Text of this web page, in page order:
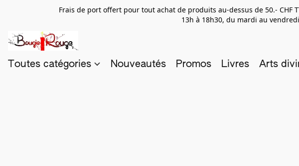
Frais de port offert pour tout achat de produits au-dessus de 50.-
13h à 18h30, du mardi au
Toutes catégories Nouveautés Promos Livres Arts